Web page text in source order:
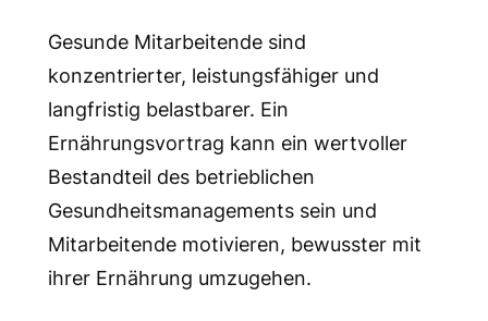
Gesunde Mitarbeitende sind
konzentrierter, leistungsfähiger und
langfristig belastbarer. Ein
Ernährungsvortrag kann ein wertvoller
Bestandteil des betrieblichen
Gesundheitsmanagements sein und
Mitarbeitende motivieren, bewusster mit
ihrer Ernährung umzugehen.